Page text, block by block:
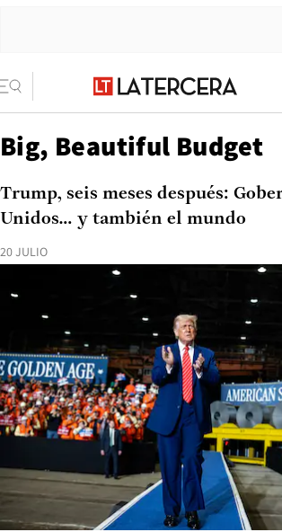
Big, Beautiful Budget
20 JULIO
Trump, seis meses después:
Unidos… y también el mundo